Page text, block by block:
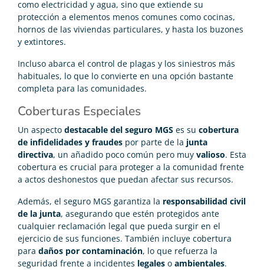
como electricidad y agua, sino que extiende su
protección a elementos menos comunes como cocinas,
hornos de las viviendas particulares, y hasta los buzones
y extintores.
Incluso abarca el control de plagas y los siniestros más
habituales, lo que lo convierte en una opción bastante
completa para las comunidades.
Coberturas Especiales
Un aspecto destacable del seguro MGS es su cobertura
de infidelidades y fraudes por parte de la junta
directiva, un añadido poco común pero muy valioso. Esta
cobertura es crucial para proteger a la comunidad frente
a actos deshonestos que puedan afectar sus recursos.
Además, el seguro MGS garantiza la responsabilidad civil
de la junta, asegurando que estén protegidos ante
cualquier reclamación legal que pueda surgir en el
ejercicio de sus funciones. También incluye cobertura
para daños por contaminación, lo que refuerza la
seguridad frente a incidentes legales o ambientales.